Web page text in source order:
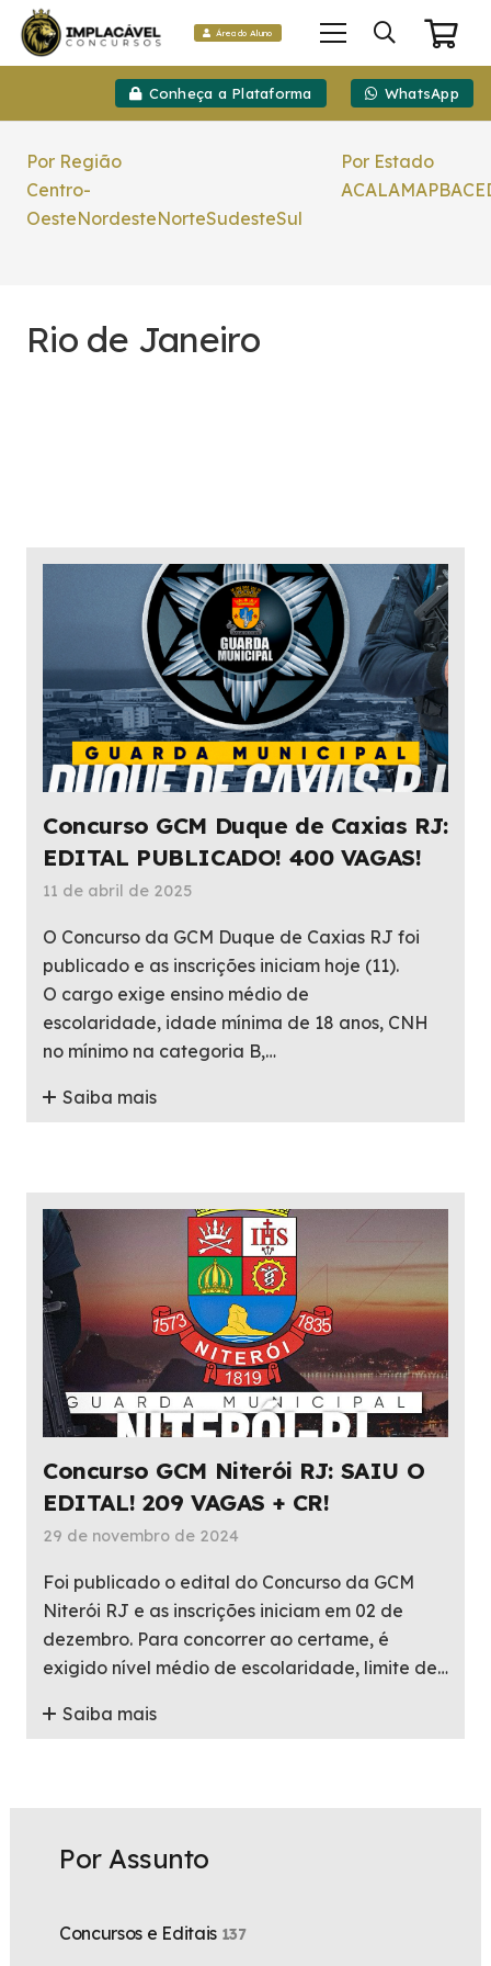
Área do Aluno
Conheça a Plataforma WhatsApp
Por Região
Centro-
OesteNordesteNorteSudesteSul
Por Estado
ACALAMAPBACE
Rio de Janeiro
Concurso GCM Duque de Caxias RJ:
EDITAL PUBLICADO! 400 VAGAS!
11 de abril de 2025
O Concurso da GCM Duque de Caxias RJ foi
publicado e as inscrições iniciam hoje (11).
O cargo exige ensino médio de
escolaridade, idade mínima de 18 anos, CNH
no mínimo na categoria B,…
Saiba mais
Concurso GCM Niterói RJ: SAIU O
EDITAL! 209 VAGAS + CR!
29 de novembro de 2024
Foi publicado o edital do Concurso da GCM
Niterói RJ e as inscrições iniciam em 02 de
dezembro. Para concorrer ao certame, é
exigido nível médio de escolaridade, limite de…
Saiba mais
Por Assunto
Concursos e Editais 137